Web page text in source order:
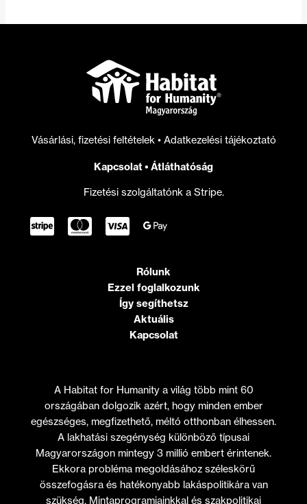
Vásárlási, fizetési feltételek • Adatkezelési tájékoztató
Kapcsolat• Átláthatóság
Fizetési szolgáltatónk a Stripe.
Rólunk
Ezzel foglalkozunk
Így segíthetsz
Aktuális
Kapcsolat
A Habitat for Humanity a világ több mint 60
országában dolgozik azért, hogy minden ember
egészséges, megfizethető, méltó otthonban élhessen.
A lakhatási szegénység különböző típusai
Magyarországon mintegy 3 millió embert érintenek.
Ekkora probléma megoldásához széleskörű
összefogásra és hatékonyabb lakáspolitikára van
szükség. Mintaprogramjainkkal és szakpolitikai